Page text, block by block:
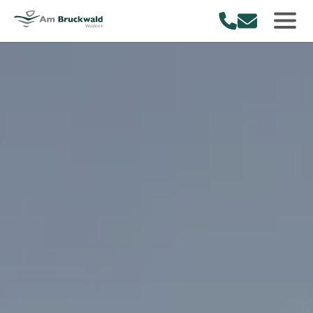
Am Bruckwald
Rufe uns an.
Schreibe